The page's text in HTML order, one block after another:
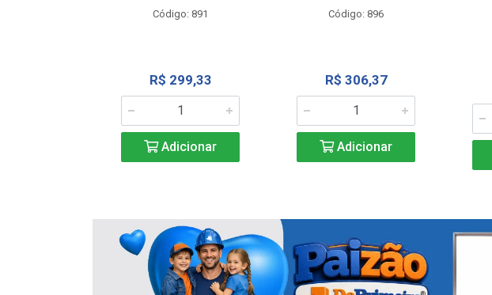
Código: 891
R$ 299,33
Adicionar
Código: 896
R$ 306,37
Adicionar